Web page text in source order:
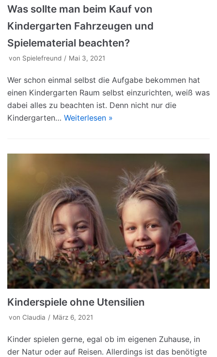
Was sollte man beim Kauf von
Kindergarten Fahrzeugen und
Spielematerial beachten?
von Spielefreund Mai 3, 2021
Wer schon einmal selbst die Aufgabe bekommen hat
einen Kindergarten Raum selbst einzurichten, weiß was
dabei alles zu beachten ist. Denn nicht nur die
Kindergarten… Weiterlesen »
Kinderspiele ohne Utensilien
von Claudia März 6, 2021
Kinder spielen gerne, egal ob im eigenen Zuhause, in
der Natur oder auf Reisen. Allerdings ist das benötigte